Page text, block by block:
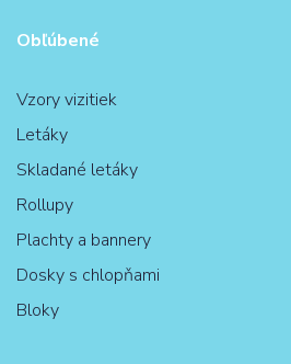
Obľúbené
Vzory vizitiek
Letáky
Skladané letáky
Rollupy
Plachty a bannery
Dosky s chlopňami
Bloky